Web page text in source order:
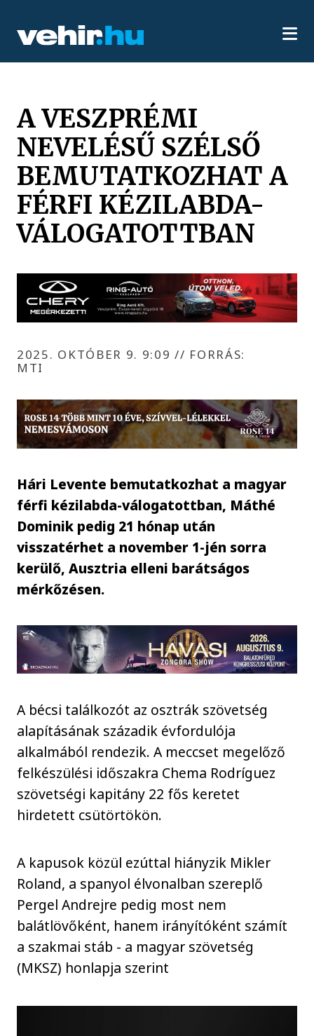
A VESZPRÉMI
NEVELÉSŰ SZÉLSŐ
BEMUTATKOZHAT A
FÉRFI KÉZILABDA-
VÁLOGATOTTBAN
2025. OKTÓBER 9. 9:09// FORRÁS:
MTI
Hári Levente bemutatkozhat a magyar
férfi kézilabda-válogatottban, Máthé
Dominik pedig 21 hónap után
visszatérhet a november 1-jén sorra
kerülő, Ausztria elleni barátságos
mérkőzésen.
A bécsi találkozót az osztrák szövetség
alapításának századik évfordulója
alkalmából rendezik. A meccset megelőző
felkészülési időszakra Chema Rodríguez
szövetségi kapitány 22 fős keretet
hirdetett csütörtökön.
A kapusok közül ezúttal hiányzik Mikler
Roland, a spanyol élvonalban szereplő
Pergel Andrejre pedig most nem
balátlövőként, hanem irányítóként számít
a szakmai stáb - a magyar szövetség
(MKSZ) honlapja szerint